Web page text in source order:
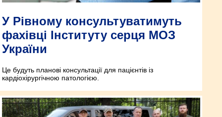
У Рівному консультуватимуть
фахівці Інституту серця МОЗ
України
Це будуть планові консультації для пацієнтів із
кардіохірургічною патологією.